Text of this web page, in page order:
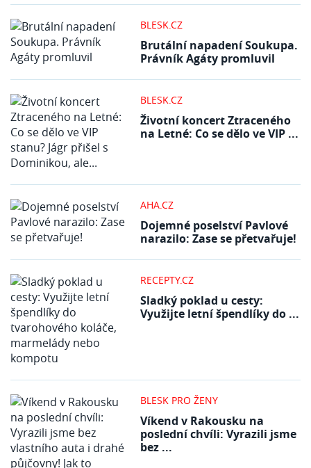
BLESK.CZ
Brutální napadení Soukupa.
Právník Agáty promluvil
BLESK.CZ
Životní koncert Ztraceného
na Letné: Co se dělo ve VIP ...
AHA.CZ
Dojemné poselství Pavlové
narazilo: Zase se přetvařuje!
RECEPTY.CZ
Sladký poklad u cesty:
Využijte letní špendlíky do ...
BLESK PRO ŽENY
Víkend v Rakousku na
poslední chvíli: Vyrazili jsme
bez ...